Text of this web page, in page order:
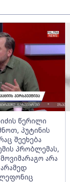
წერილი
პუტინის
შეეხება
პრობლემას,
არა